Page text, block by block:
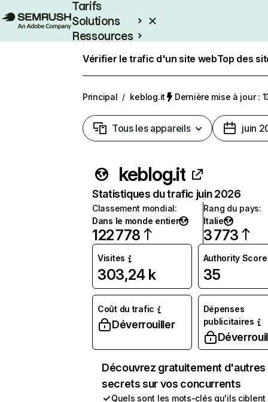
Tarifs
Solutions
Ressources
Vérifier le trafic d'un site webTop des
Principal / keblog.it Dernière mise à jour :
Tous les appareils juin
keblog.it
Statistiques du trafic juin 2026
Classement mondial:
Dans le monde entier
122 778
Rang du pays:
Italie
3 773
Visites
303,24 k
Authority Score
35
Coût du trafic
Déverrouiller
Dépenses
publicitaires
Découvrez gratuitement d'autres
secrets sur vos concurrents
Quels sont les mots-clés qu'ils ciblent